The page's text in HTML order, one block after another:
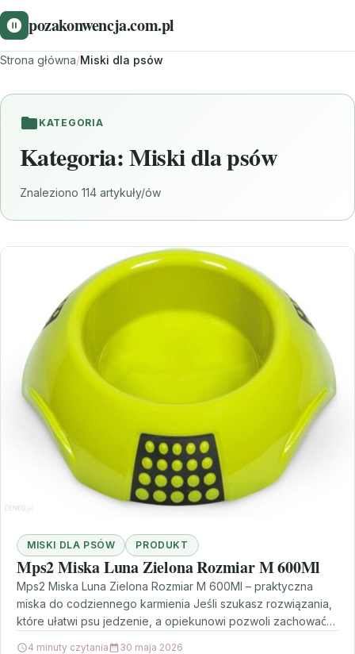
pozakonwencja.com.pl
Strona główna/Miski dla psów
KATEGORIA
Kategoria:Miski dla psów
Znaleziono 114 artykuły/ów
MISKI DLA PSÓW PRODUKT
Mps2 Miska Luna Zielona Rozmiar M 600Ml
Mps2 Miska Luna Zielona Rozmiar M 600Ml – praktyczna
miska do codziennego karmienia Jeśli szukasz rozwiązania,
które ułatwi psu jedzenie, a opiekunowi pozwoli zachować…
4 minuty czytania 30 maja 2026